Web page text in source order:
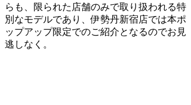
らも、限られた店舗のみで取り扱われる特
別なモデルであり、伊勢丹新宿店では本ポ
ップアップ限定でのご紹介となるのでお見
逃しなく。